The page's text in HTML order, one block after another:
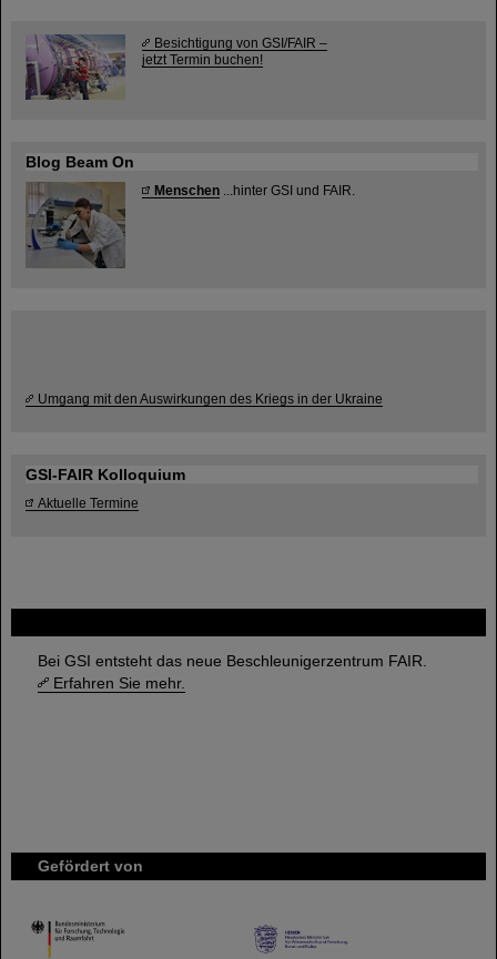
Bei GSI entsteht das neue Beschleunigerzentrum FAIR.
Erfahren Sie mehr.
Gefördert von
HMWK
Besichtigung von GSI/FAIR –
jetzt Termin buchen!
Blog Beam On
Menschen ...hinter GSI und FAIR.
Umgang mit den Auswirkungen des Kriegs in der Ukraine
GSI-FAIR Kolloquium
Aktuelle Termine